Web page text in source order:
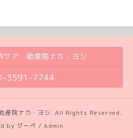
ケア 助産院ナカ・ヨシ
3591-7744
産院ナカ・ヨシ. All Rights Reserved.
by グーペ / Admin